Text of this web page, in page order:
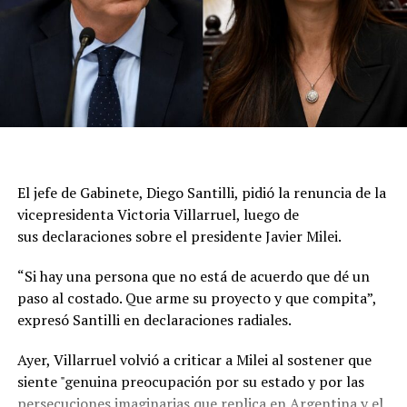
Luego volvieron a citarlo al Palacio de Itamaraty (el
Ministerio de Relaciones Exteriores brasileño), donde le
transmitieron la decisión de reducir el nivel de
representación, y que puede volver a la Argentina. La
medida no implica una expulsión ni una declaración de
A partir de ahora, las relaciones diplomáticas quedarán
al frente de los encargados de negocios en las
respectivas embajadas mientras persista la escalada de
tensión entre Milei y Lula. La decisión de Brasil abre un
escenario de incertidumbre sobre el futuro de los
vínculos entre las dos principales economías del
En Brasilia señalaron que las expresiones de Milei
durante recientes entrevistas fueron determinantes
El jefe de Gabinete, Diego Santilli, pidió la renuncia de la
vicepresidenta Victoria Villarruel, luego de
sus declaraciones sobre el presidente Javier Milei.
“Si hay una persona que no está de acuerdo que dé un
paso al costado. Que arme su proyecto y que compita”,
expresó Santilli en declaraciones radiales.
Ayer, Villarruel volvió a criticar a Milei al sostener que
siente "genuina preocupación por su estado y por las
persecuciones imaginarias que replica en Argentina y el